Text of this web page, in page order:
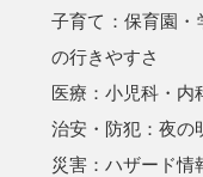
子育て： 保育園・
の行きやすさ
医療： 小児科・内
治安・防犯： 夜の
災害： ハザード情